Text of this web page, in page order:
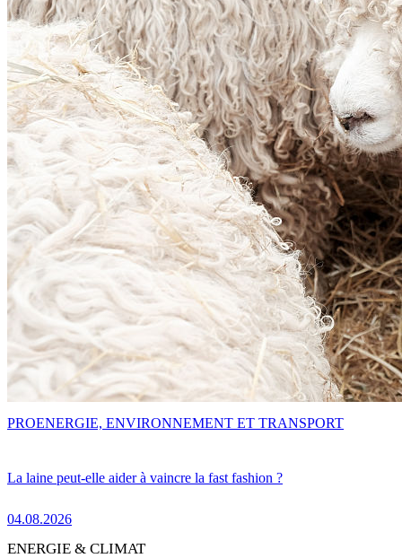
La laine peut-elle aider à vaincre la fast fashion ?
04.08.2026
PROENERGIE, ENVIRONNEMENT ET TRANSPORT
ENERGIE & CLIMAT